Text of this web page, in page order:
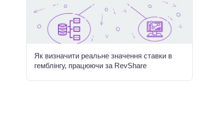
Як визначити реальне значення ставки в
гемблінгу, працюючи за RevShare